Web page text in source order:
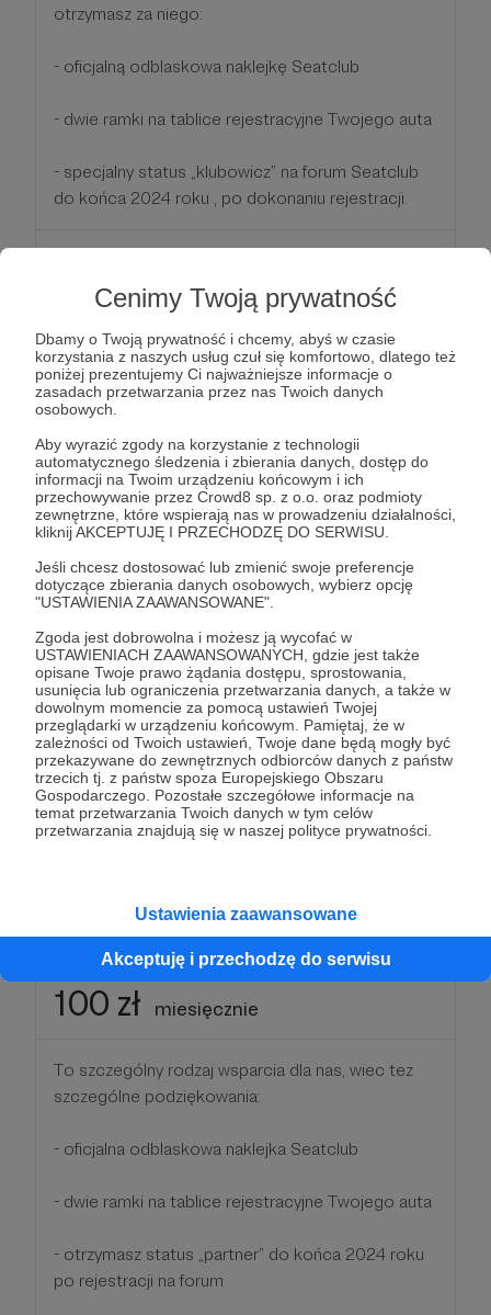
Cenimy Twoją prywatność
Dbamy o Twoją prywatność i chcemy, abyś w czasie
korzystania z naszych usług czuł się komfortowo, dlatego też
poniżej prezentujemy Ci najważniejsze informacje o
zasadach przetwarzania przez nas Twoich danych
osobowych.
Aby wyrazić zgody na korzystanie z technologii
automatycznego śledzenia i zbierania danych, dostęp do
informacji na Twoim urządzeniu końcowym i ich
przechowywanie przez Crowd8 sp. z o.o. oraz podmioty
zewnętrzne, które wspierają nas w prowadzeniu działalności,
kliknij AKCEPTUJĘ I PRZECHODZĘ DO SERWISU.
Jeśli chcesz dostosować lub zmienić swoje preferencje
dotyczące zbierania danych osobowych, wybierz opcję
"USTAWIENIA ZAAWANSOWANE".
Zgoda jest dobrowolna i możesz ją wycofać w
USTAWIENIACH ZAAWANSOWANYCH, gdzie jest także
opisane Twoje prawo żądania dostępu, sprostowania,
usunięcia lub ograniczenia przetwarzania danych, a także w
dowolnym momencie za pomocą ustawień Twojej
przeglądarki w urządzeniu końcowym. Pamiętaj, że w
zależności od Twoich ustawień, Twoje dane będą mogły być
przekazywane do zewnętrznych odbiorców danych z państw
trzecich tj. z państw spoza Europejskiego Obszaru
Gospodarczego. Pozostałe szczegółowe informacje na
temat przetwarzania Twoich danych w tym celów
przetwarzania znajdują się w naszej polityce prywatności.
Ustawienia zaawansowane
Akceptuję i przechodzę do serwisu
otrzymasz za niego:
- oficjalną odblaskowa naklejkę Seatclub
- dwie ramki na tablice rejestracyjne Twojego auta
- specjalny status „klubowicz” na forum Seatclub
do końca 2024 roku , po dokonaniu rejestracji.
40 zł miesięcznie
Dziękuje za kwotę 40 złotych.
To szczególne wsparcie naszego projektu,
dlatego w podziękowaniu otrzymasz:
- dwie ramki na tablice rejestracyjne Twojego auta
- specjalne logo Seatclub do zamontowania w
przednim grillu
- specjalny status „klubowicz” na forum Seatclub,
do końca 2024 roku, po dokonaniu rejestracji
- oficjalna koszulkę klubowa Seatclub w wybranym
przez siebie rozmiarze
100 zł miesięcznie
To szczególny rodzaj wsparcia dla nas, wiec tez
szczególne podziękowania:
- oficjalna odblaskowa naklejka Seatclub
- dwie ramki na tablice rejestracyjne Twojego auta
- otrzymasz status „partner” do końca 2024 roku
po rejestracji na forum